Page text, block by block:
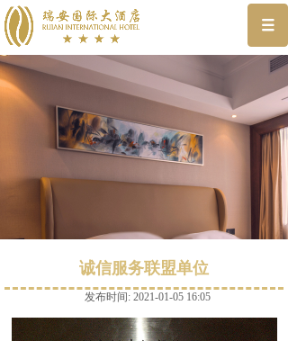
诚信服务联盟单位
发布时间: 2021-01-05 16:05